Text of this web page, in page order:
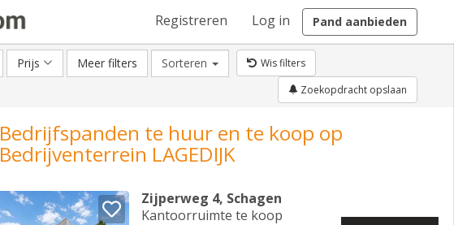
Registreren Log in Pand aanbieden
Prijs Meer filters Sorteren
Wis filters
Zoekopdracht opslaan
Bedrijfspanden te huur en te koop op
Bedrijventerrein LAGEDIJK
Zijperweg 4, Schagen
Kantoorruimte te koop